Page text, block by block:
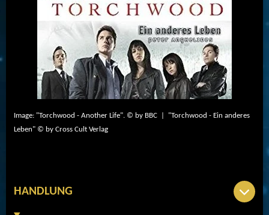
Image: "Torchwood - Another Life". © by BBC | "Torchwood - Ein anderes
Leben" © by Cross Cult Verlag
HANDLUNG